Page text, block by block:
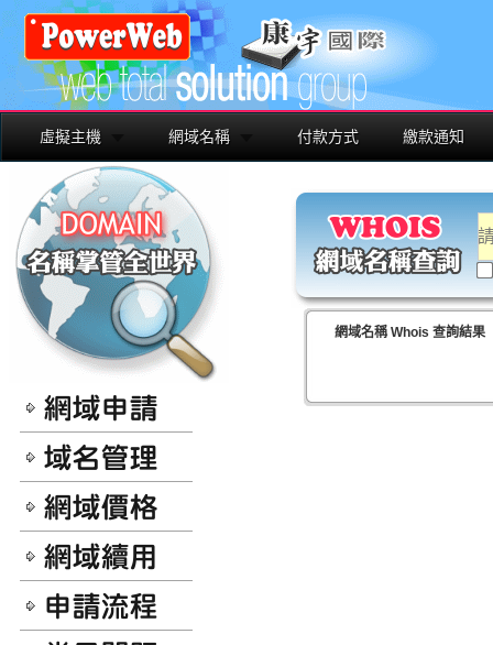
虛擬主機 網域名稱 付款方式 繳款通知
網域名稱 Whois 查詢結果